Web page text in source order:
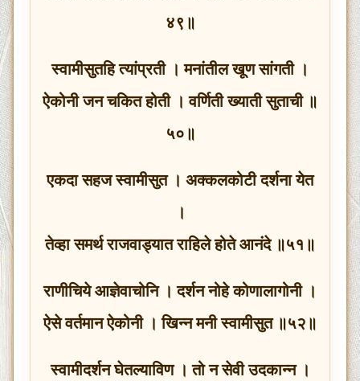
४९॥
स्वामीसुतहि त्यांप्रती । मनांतील खूण सांगती ।
ऐकोनी जन चकित होती । वर्णिती ख्याती सुताची ॥
५०॥
एकदा सहज स्वामीसुत । अक्कलकोटी दर्शना येत
।
तेव्हा समर्थ राजवाड्यात राहिले होते आनंदे ॥५१॥
राणीचिये आज्ञेवाचोनि । दर्शन नोहे कोणालागोनी ।
ऐसे वर्तमान ऐकोनी । खिन्न मनी स्वामीसुत ॥५२॥
स्वामीदर्शन घेतल्याविण । तो न सेवी उदकान्न ।